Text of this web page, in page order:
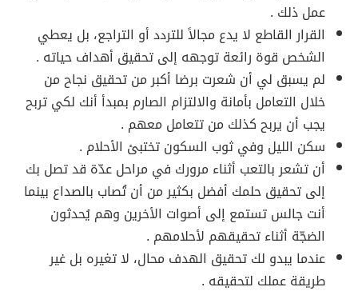
عمل ذلك .
القرار القاطع لا يدع مجالاً للتردد أو التراجع، بل يعطي
الشخص قوة رائعة توجهه إلى تحقيق أهداف حياته .
لم يسبق لي أن شعرت برضا أكبر من تحقيق نجاح من
خلال التعامل بأمانة والالتزام الصارم بمبدأ أنك لكي تربح
يجب أن يربح كذلك من تتعامل معهم .
سكن الليل وفي ثوب السكون تختبئ الأحلام .
أن تشعر بالتعب أثناء مرورك في مراحل عدّة قد تصل بك
إلى تحقيق حلمك أفضل بكثير من أن تُصاب بالصداع بينما
أنت جالس تستمع إلى أصوات الأخرين وهم يُحدثون
الضجّة أثناء تحقيقهم لأحلامهم .
عندما يبدو لك تحقيق الهدف محال، لا تغيره بل غير
طريقة عملك لتحقيقه .